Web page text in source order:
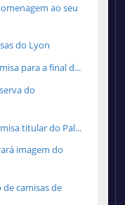
ao seu
do Lyon
para a final d...
do
titular do Pal...
imagem do
camisas de